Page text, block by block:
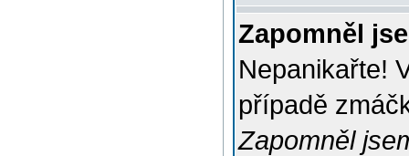
Zapomněl
Nepanikařte!
případě
Zapomněl